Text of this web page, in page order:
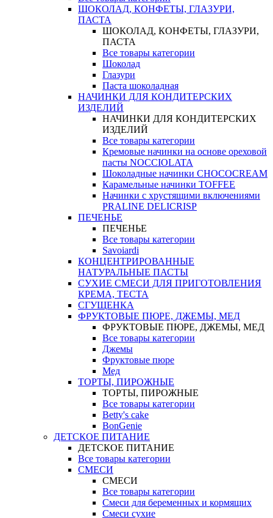
ШОКОЛАД, КОНФЕТЫ, ГЛАЗУРИ,
ПАСТА
ШОКОЛАД, КОНФЕТЫ, ГЛАЗУРИ,
ПАСТА
Все товары категории
Шоколад
Глазури
Паста шоколадная
НАЧИНКИ ДЛЯ КОНДИТЕРСКИХ
ИЗДЕЛИЙ
НАЧИНКИ ДЛЯ КОНДИТЕРСКИХ
ИЗДЕЛИЙ
Все товары категории
Кремовые начинки на основе ореховой
пасты NOCCIOLATA
Шоколадные начинки CHOCOCREAM
Карамельные начинки TOFFEE
Начинки с хрустящими включениями
PRALINE DELICRISP
ПЕЧЕНЬЕ
ПЕЧЕНЬЕ
Все товары категории
Savoiardi
КОНЦЕНТРИРОВАННЫЕ
НАТУРАЛЬНЫЕ ПАСТЫ
СУХИЕ СМЕСИ ДЛЯ ПРИГОТОВЛЕНИЯ
КРЕМА, ТЕСТА
СГУЩЕНКА
ФРУКТОВЫЕ ПЮРЕ, ДЖЕМЫ, МЕД
ФРУКТОВЫЕ ПЮРЕ, ДЖЕМЫ, МЕД
Все товары категории
Джемы
Фруктовые пюре
Мед
ТОРТЫ, ПИРОЖНЫЕ
ТОРТЫ, ПИРОЖНЫЕ
Все товары категории
Betty's cake
BonGenie
ДЕТСКОЕ ПИТАНИЕ
ДЕТСКОЕ ПИТАНИЕ
Все товары категории
СМЕСИ
СМЕСИ
Все товары категории
Смеси для беременных и кормящих
Смеси сухие